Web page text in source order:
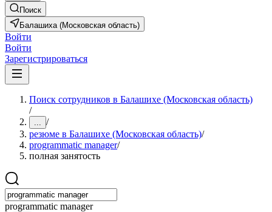
Поиск
Балашиха (Московская область)
Войти
Войти
Зарегистрироваться
Поиск сотрудников в Балашихе (Московская область)
/
... /
резюме в Балашихе (Московская область)/
programmatic manager/
полная занятость
programmatic manager